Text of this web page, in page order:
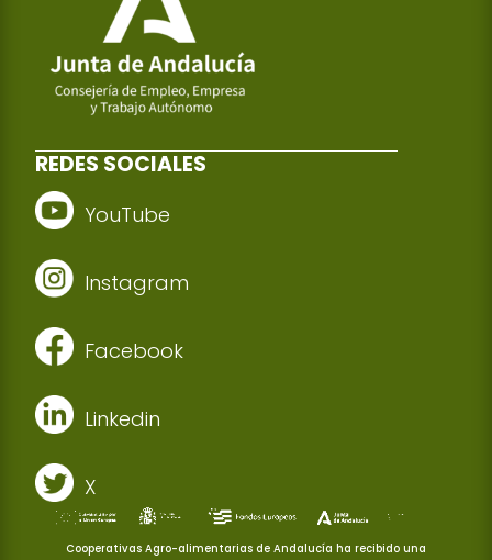
REDES SOCIALES
YouTube
Instagram
Facebook
Linkedin
X
Cooperativas Agro-alimentarias de Andalucía ha recibido una